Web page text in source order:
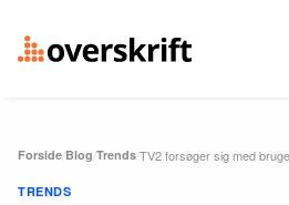
Forside/Blog/Trends/TV2 forsøger sig med
TRENDS